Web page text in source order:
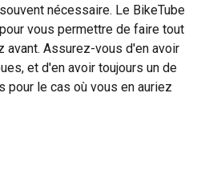
nécessaire. Le BikeTube
vous permettre de faire tout
avant. Assurez-vous d'en avoir
et d'en avoir toujours un de
pour le cas où vous en auriez